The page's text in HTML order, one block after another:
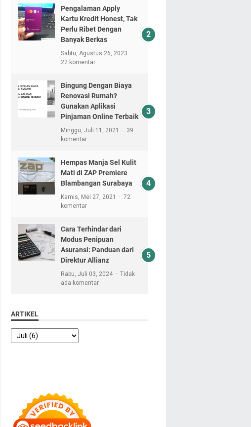
Pengalaman Apply
Kartu Kredit Honest, Tak
Perlu Ribet Dengan
Banyak Berkas
Sabtu, Agustus 26, 2023
22 komentar
Bingung Dengan Biaya
Renovasi Rumah?
Gunakan Aplikasi
Pinjaman Online Terbaik
Minggu, Juli 11, 2021
39
komentar
Hempas Manja Sel Kulit
Mati di ZAP Premiere
Blambangan Surabaya
Kamis, Mei 27, 2021
72
komentar
Cara Terhindar dari
Modus Penipuan
Asuransi: Panduan dari
Direktur Allianz
Rabu, Juli 03, 2024
Tidak
ada komentar
ARTIKEL